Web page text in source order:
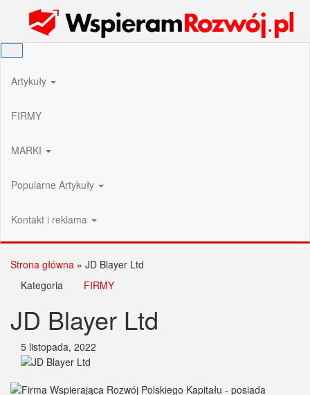
Wspieram Rozwój PL
Artykuły
FIRMY
MARKI
Popularne Artykuły
Kontakt i reklama
Strona główna » JD Blayer Ltd
Kategoria
FIRMY
JD Blayer Ltd
5 listopada, 2022